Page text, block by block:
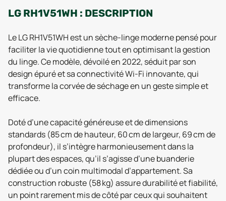
LG RH1V51WH : DESCRIPTION
Le LG RH1V51WH est un sèche-linge moderne pensé pour
faciliter la vie quotidienne tout en optimisant la gestion
du linge. Ce modèle, dévoilé en 2022, séduit par son
design épuré et sa connectivité Wi-Fi innovante, qui
transforme la corvée de séchage en un geste simple et
efficace.
Doté d’une capacité généreuse et de dimensions
standards (85 cm de hauteur, 60 cm de largeur, 69 cm de
profondeur), il s’intègre harmonieusement dans la
plupart des espaces, qu’il s’agisse d’une buanderie
dédiée ou d’un coin multimodal d’appartement. Sa
construction robuste (58 kg) assure durabilité et fiabilité,
un point rarement mis de côté par ceux qui souhaitent